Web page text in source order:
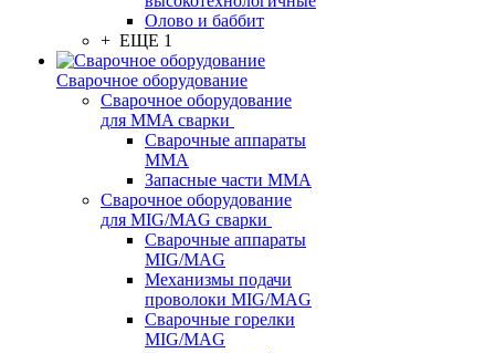
Олово и баббит
+ ЕЩЕ 1
Сварочное оборудование
Сварочное оборудование
для MMA сварки
Сварочные аппараты
MMA
Запасные части MMA
Сварочное оборудование
для MIG/MAG сварки
Сварочные аппараты
MIG/MAG
Механизмы подачи
проволоки MIG/MAG
Сварочные горелки
MIG/MAG